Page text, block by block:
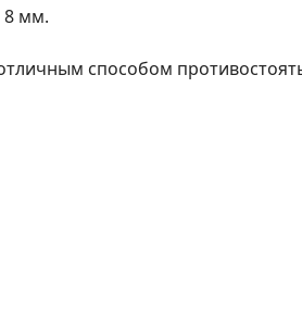
8 мм.
способом